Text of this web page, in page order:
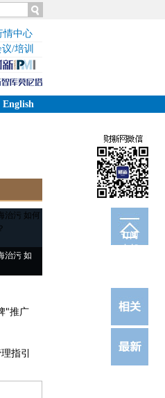
情中心
/培训
English
订阅
电邮
治污 如
"推广
指引